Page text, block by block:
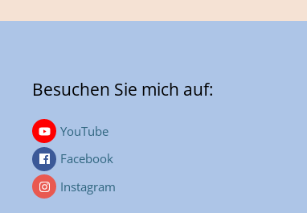
Besuchen Sie mich auf:
YouTube
Facebook
Instagram